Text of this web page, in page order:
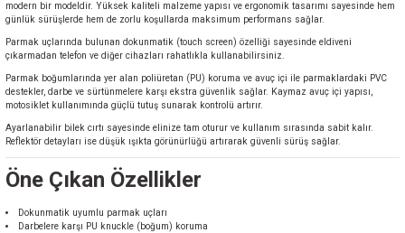
modern bir modeldir. Yüksek kaliteli malzeme yapısı ve ergonomik tasarımı sayesinde hem
günlük sürüşlerde hem de zorlu koşullarda maksimum performans sağlar.
Parmak uçlarında bulunan dokunmatik (touch screen) özelliği sayesinde eldiveni
çıkarmadan telefon ve diğer cihazları rahatlıkla kullanabilirsiniz.
Parmak boğumlarında yer alan poliüretan (PU) koruma ve avuç içi ile parmaklardaki PVC
destekler, darbe ve sürtünmelere karşı ekstra güvenlik sağlar. Kaymaz avuç içi yapısı,
motosiklet kullanımında güçlü tutuş sunarak kontrolü artırır.
Ayarlanabilir bilek cırtı sayesinde elinize tam oturur ve kullanım sırasında sabit kalır.
Reflektör detayları ise düşük ışıkta görünürlüğü artırarak güvenli sürüş sağlar.
Öne Çıkan Özellikler
Dokunmatik uyumlu parmak uçları
Darbelere karşı PU knuckle (boğum) koruma